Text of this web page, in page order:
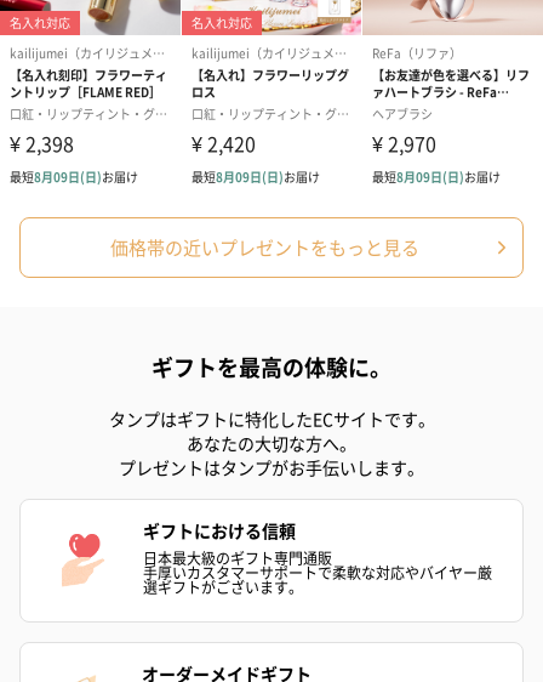
価格帯の近いプレゼントをもっと見る
ギフトを最高の体験に。
タンプはギフトに特化したECサイトです。
あなたの大切な方へ。
プレゼントはタンプがお手伝いします。
ギフトにおける信頼
日本最大級のギフト専門通販
手厚いカスタマーサポートで柔軟な対応やバイヤー厳
選ギフトがございます。
オーダーメイドギフト